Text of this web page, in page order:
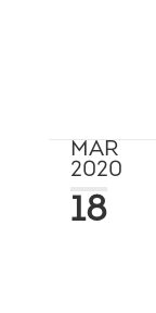
MAR
2020
18